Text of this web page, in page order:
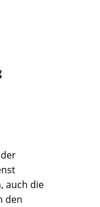
auch die
den